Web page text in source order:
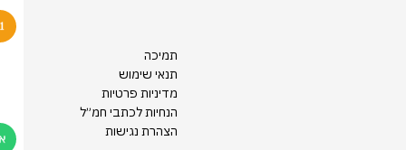
תמיכה
תנאי שימוש
מדיניות פרטיות
הנחיות לכתבי חמ״ל
הצהרת נגישות